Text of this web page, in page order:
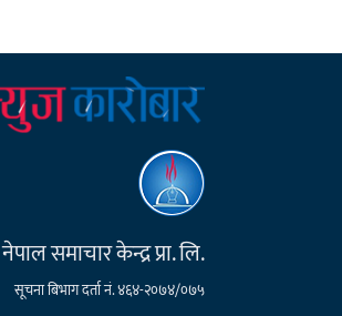
नेपाल समाचार केन्द्र प्रा. लि.
सूचना बिभाग दर्ता नं. ४६४-२०७४/०७५